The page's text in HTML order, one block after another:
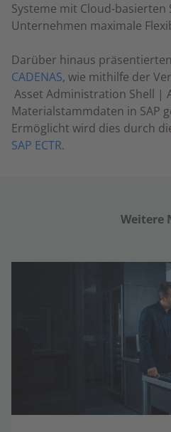
Systeme mit Cloud-basierten
Unternehmen maximale
Darüber hinaus
CADENAS, wie mithilfe der
Asset Administration Shell |
Materialstammdaten in SAP
Ermöglicht wird dies durch
SAP ECTR.
Weitere